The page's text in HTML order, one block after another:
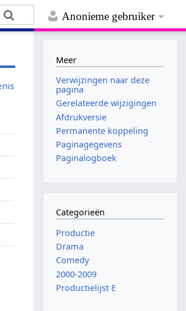
Anonieme gebruiker
Meer
Verwijzingen naar deze
pagina
Gerelateerde wijzigingen
Afdrukversie
Permanente koppeling
Paginagegevens
Paginalogboek
Categorieën
Productie
Drama
Comedy
2000-2009
Productielijst E